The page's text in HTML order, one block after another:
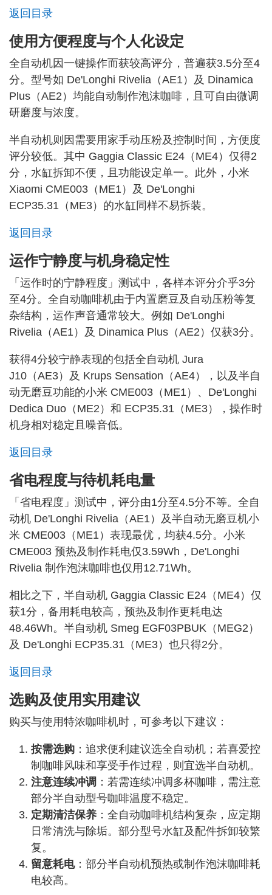
返回目录
使用方便程度与个人化设定
全自动机因一键操作而获较高评分，普遍获3.5分至4
分。型号如 De'Longhi Rivelia（AE1）及 Dinamica
Plus（AE2）均能自动制作泡沫咖啡，且可自由微调
研磨度与浓度。
半自动机则因需要用家手动压粉及控制时间，方便度
评分较低。其中 Gaggia Classic E24（ME4）仅得2
分，水缸拆卸不便，且功能设定单一。此外，小米
Xiaomi CME003（ME1）及 De'Longhi
ECP35.31（ME3）的水缸同样不易拆装。
返回目录
运作宁静度与机身稳定性
「运作时的宁静程度」测试中，各样本评分介乎3分
至4分。全自动咖啡机由于内置磨豆及自动压粉等复
杂结构，运作声音通常较大。例如 De'Longhi
Rivelia（AE1）及 Dinamica Plus（AE2）仅获3分。
获得4分较宁静表现的包括全自动机 Jura
J10（AE3）及 Krups Sensation（AE4），以及半自
动无磨豆功能的小米 CME003（ME1）、De'Longhi
Dedica Duo（ME2）和 ECP35.31（ME3），操作时
机身相对稳定且噪音低。
返回目录
省电程度与待机耗电量
「省电程度」测试中，评分由1分至4.5分不等。全自
动机 De'Longhi Rivelia（AE1）及半自动无磨豆机小
米 CME003（ME1）表现最优，均获4.5分。小米
CME003 预热及制作耗电仅3.59Wh，De'Longhi
Rivelia 制作泡沫咖啡也仅用12.71Wh。
相比之下，半自动机 Gaggia Classic E24（ME4）仅
获1分，备用耗电较高，预热及制作更耗电达
48.46Wh。半自动机 Smeg EGF03PBUK（MEG2）
及 De'Longhi ECP35.31（ME3）也只得2分。
返回目录
选购及使用实用建议
购买与使用特浓咖啡机时，可参考以下建议：
按需选购 ：追求便利建议选全自动机；若喜爱控
制咖啡风味和享受手作过程，则宜选半自动机。
注意连续冲调 ：若需连续冲调多杯咖啡，需注意
部分半自动型号咖啡温度不稳定。
定期清洁保养 ：全自动咖啡机结构复杂，应定期
日常清洗与除垢。部分型号水缸及配件拆卸较繁
复。
留意耗电：部分半自动机预热或制作泡沫咖啡耗
电较高。